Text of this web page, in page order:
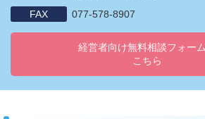
FAX
077-578-8907
経営者向け無料相談フォー
こちら